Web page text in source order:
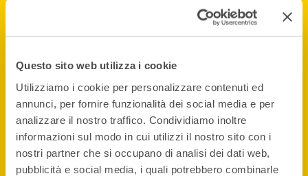
Questo sito web utilizza i cookie
Utilizziamo i cookie per personalizzare contenuti ed
annunci, per fornire funzionalità dei social media e per
analizzare il nostro traffico. Condividiamo inoltre
informazioni sul modo in cui utilizzi il nostro sito con i
nostri partner che si occupano di analisi dei dati web,
pubblicità e social media, i quali potrebbero combinarle
CONSEGUIMENTO - Modulo C
Sei già
registrato?